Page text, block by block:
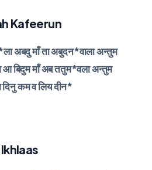
Kafeerun
अबदु माँ ता अबुदन*वाला अन्तुम
बिदुम माँ अब ततुम*वला अन्तुम
कम व लिय दीन*
Ikhlaas